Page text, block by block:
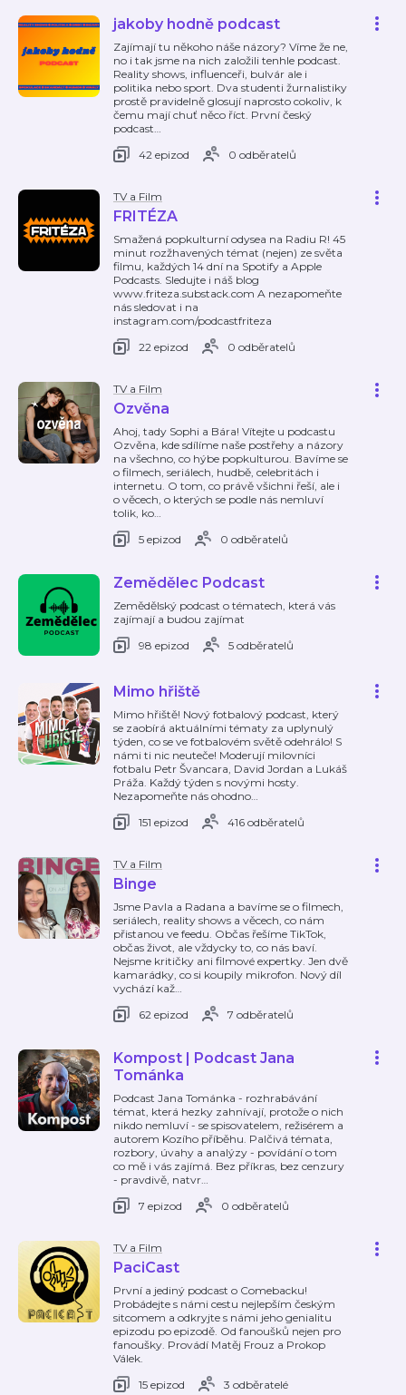
jakoby hodně podcast
Zajímají tu někoho náše názory? Víme že ne,
no i tak jsme na nich založili tenhle podcast.
Reality shows, influenceři, bulvár ale i
politika nebo sport. Dva studenti žurnalistiky
prostě pravidelně glosují naprosto cokoliv, k
čemu mají chuť něco říct. První český
podcast…
42 epizod
0 odběratelů
TV a Film
FRITÉZA
Smažená popkulturní odysea na Radiu R! 45
minut rozžhavených témat (nejen) ze světa
filmu, každých 14 dní na Spotify a Apple
Podcasts. Sledujte i náš blog
www.friteza.substack.com A nezapomeňte
nás sledovat i na
instagram.com/podcastfriteza
22 epizod
0 odběratelů
TV a Film
Ozvěna
Ahoj, tady Sophi a Bára! Vítejte u podcastu
Ozvěna, kde sdílíme naše postřehy a názory
na všechno, co hýbe popkulturou. Bavíme se
o filmech, seriálech, hudbě, celebritách i
internetu. O tom, co právě všichni řeší, ale i
o věcech, o kterých se podle nás nemluví
tolik, ko…
5 epizod
0 odběratelů
Zemědělec Podcast
Zemědělský podcast o tématech, která vás
zajímají a budou zajímat
98 epizod
5 odběratelů
Mimo hřiště
Mimo hřiště! Nový fotbalový podcast, který
se zaobírá aktuálními tématy za uplynulý
týden, co se ve fotbalovém světě odehrálo! S
námi ti nic neuteče! Moderují milovníci
fotbalu Petr Švancara, David Jordan a Lukáš
Práža. Každý týden s novými hosty.
Nezapomeňte nás ohodno…
151 epizod
416 odběratelů
TV a Film
Binge
Jsme Pavla a Radana a bavíme se o filmech,
seriálech, reality shows a věcech, co nám
přistanou ve feedu. Občas řešíme TikTok,
občas život, ale vždycky to, co nás baví.
Nejsme kritičky ani filmové expertky. Jen dvě
kamarádky, co si koupily mikrofon. Nový díl
vychází kaž…
62 epizod
7 odběratelů
Kompost | Podcast Jana
Tománka
Podcast Jana Tománka - rozhrabávání
témat, která hezky zahnívají, protože o nich
nikdo nemluví - se spisovatelem, režisérem a
autorem Kozího příběhu. Palčivá témata,
rozbory, úvahy a analýzy - povídání o tom
co mě i vás zajímá. Bez příkras, bez cenzury
- pravdivě, natvr…
7 epizod
0 odběratelů
TV a Film
PaciCast
První a jediný podcast o Comebacku!
Probádejte s námi cestu nejlepším českým
sitcomem a odkryjte s námi jeho genialitu
epizodu po epizodě. Od fanoušků nejen pro
fanoušky. Provádí Matěj Frouz a Prokop
Válek.
15 epizod
3 odběratelé